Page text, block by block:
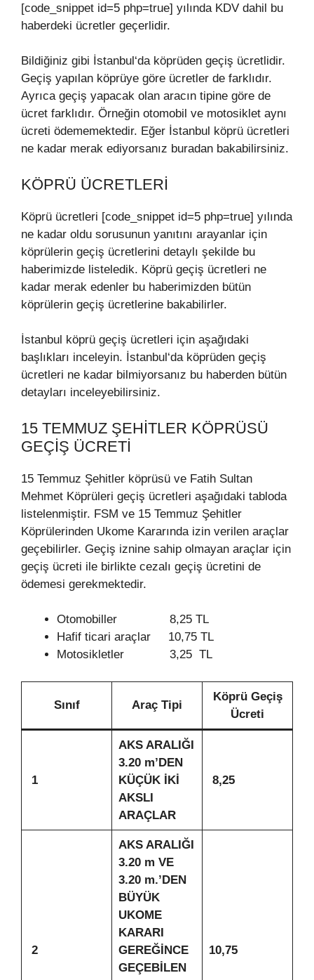
[code_snippet id=5 php=true] yılında KDV dahil bu
haberdeki ücretler geçerlidir.
Bildiğiniz gibi İstanbul‘da köprüden geçiş ücretlidir.
Geçiş yapılan köprüye göre ücretler de farklıdır.
Ayrıca geçiş yapacak olan aracın tipine göre de
ücret farklıdır. Örneğin otomobil ve motosiklet aynı
ücreti ödememektedir. Eğer İstanbul köprü ücretleri
ne kadar merak ediyorsanız buradan bakabilirsiniz.
KÖPRÜ ÜCRETLERI
Köprü ücretleri [code_snippet id=5 php=true] yılında
ne kadar oldu sorusunun yanıtını arayanlar için
köprülerin geçiş ücretlerini detaylı şekilde bu
haberimizde listeledik. Köprü geçiş ücretleri ne
kadar merak edenler bu haberimizden bütün
köprülerin geçiş ücretlerine bakabilirler.
İstanbul köprü geçiş ücretleri için aşağıdaki
başlıkları inceleyin. İstanbul‘da köprüden geçiş
ücretleri ne kadar bilmiyorsanız bu haberden bütün
detayları inceleyebilirsiniz.
​​15 TEMMUZ ŞEHITLER KÖPRÜSÜ
GEÇIŞ ÜCRETI
15 Temmuz Şehitler köprüsü ve Fatih Sultan
Mehmet Köprüleri geçiş ücretleri aşağıdaki tabloda
listelenmiştir. FSM ve 15 Temmuz Şehitler
Köprülerinden Ukome Kararında izin verilen araçlar
geçebilirler. Geçiş iznine sahip olmayan araçlar için
geçiş ücreti ile birlikte cezalı geçiş ücretini de
ödemesi gerekmektedir.
Otomobiller 8,25 TL
Hafif ticari araçlar 10,75 TL
Motosikletler 3,25 TL
Sınıf Araç Tipi
Köprü Geçiş
Ücreti
1
AKS ARALIĞI
3.20 m’DEN
KÜÇÜK İKİ
AKSLI
ARAÇLAR
8,25
2
AKS ARALIĞI
3.20 m VE
3.20 m.’DEN
BÜYÜK
UKOME
KARARI
GEREĞİNCE
GEÇEBİLEN
10,75